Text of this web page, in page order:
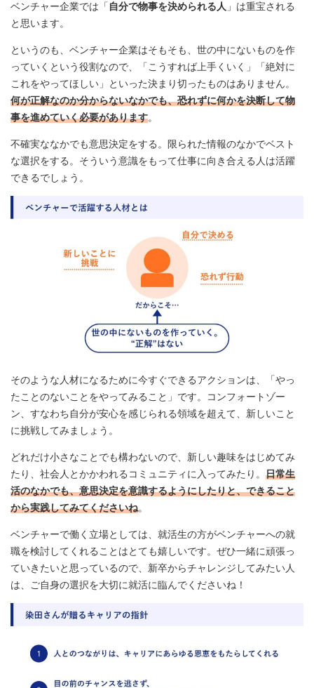
ベンチャー企業では「 自分で物事を決められる人 」は重宝される
と思います。
というのも、ベンチャー企業はそもそも、世の中にないものを作
っていくという役割なので、「こうすれば上手くいく」「絶対に
これをやってほしい」といった決まり切ったものはありません。
何が正解なのか分からないなかでも、恐れずに何かを決断して物
事を進めていく必要があります。
不確実ななかでも意思決定をする。限られた情報のなかでベスト
な選択をする。そういう意識をもって仕事に向き合える人は活躍
できるでしょう。
そのような人材になるために今すぐできるアクションは、「やっ
たことのないことをやってみること」です。コンフォートゾー
ン、すなわち自分が安心を感じられる領域を超えて、新しいこと
に挑戦してみましょう。
どれだけ小さなことでも構わないので、新しい趣味をはじめてみ
たり、社会人とかかわれるコミュニティに入ってみたり。 日常生
活のなかでも、意思決定を意識するようにしたりと、できること
から実践してみてくださいね。
ベンチャーで働く立場としては、就活生の方がベンチャーへの就
職を検討してくれることはとても嬉しいです。ぜひ一緒に頑張っ
ていきたいと思っているので、新卒からチャレンジしてみたい人
は、ご自身の選択を大切に就活に臨んでくださいね！